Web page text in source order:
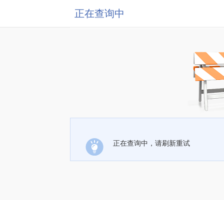
正在查询中
正在查询中，请刷新重试